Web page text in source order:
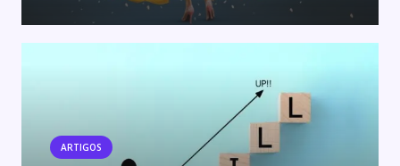
ARTIGOS